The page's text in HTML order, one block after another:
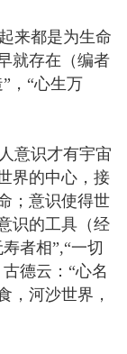
来都是为生命
就存在（编者
，“心生万
意识才有宇宙
界的中心，接
；意识使得世
识的工具（经
者相”,“一切
德云：“心名
，河沙世界，